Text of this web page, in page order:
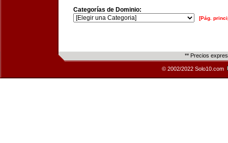
Categorías de Dominio:
[Pág.
** Precios
© 2002/2022 Solo10.com